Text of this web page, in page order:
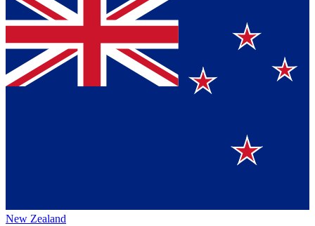
New Zealand